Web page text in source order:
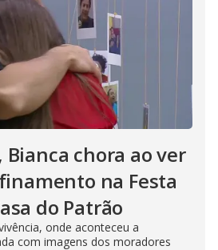
Bianca chora ao ver
na Festa
do Patrão
onde aconteceu a
com imagens dos moradores